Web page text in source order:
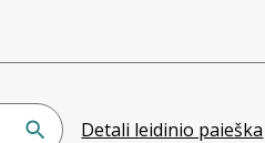
Detali leidinio paieška